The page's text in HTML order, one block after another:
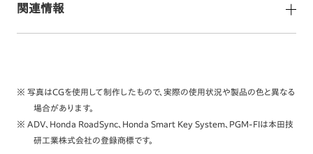
関連情報
※ 写真はCGを使用して制作したもので、実際の使用状況や製品の色と異なる
場合があります。
※ ADV、Honda RoadSync、Honda Smart Key System、PGM-FIは本田技
研工業株式会社の登録商標です。